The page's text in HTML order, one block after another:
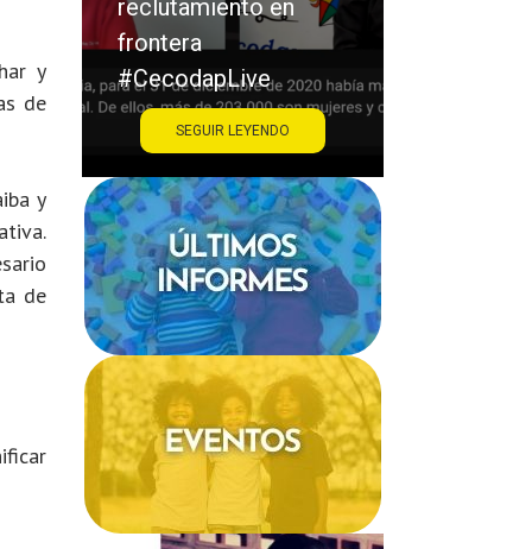
y
de
y
de
acoso escolar
#CecodapLive
SEGUIR LEYENDO